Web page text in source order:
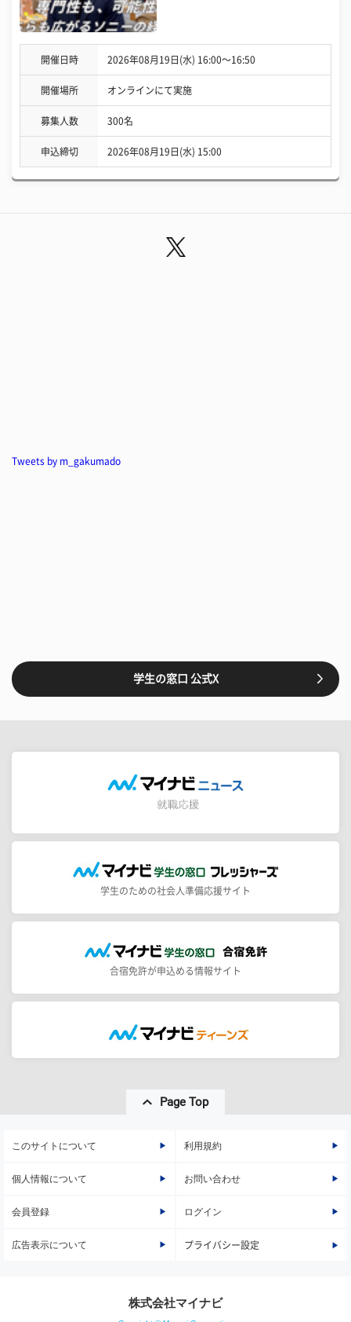
開催日時 2026年08月19日(水) 16:00〜16:50
開催場所 オンラインにて実施
募集人数 300名
申込締切 2026年08月19日(水) 15:00
Tweets by m_gakumado
学生の窓口 公式X
学生のための社会人準備応援サイト
合宿免許が申込める情報サイト
Page Top
このサイトについて 利用規約
個人情報について お問い合わせ
会員登録 ログイン
広告表示について プライバシー設定
株式会社マイナビ